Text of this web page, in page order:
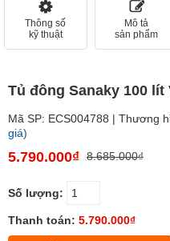
Thông số
kỹ thuật
Mô tả
sản phẩm
Tủ đông Sanaky 100 lít
Mã SP: ECS004788 | Thương
giá)
5.790.000₫ 8.685.000₫
Số lượng:
Thanh toán: 5.790.000₫